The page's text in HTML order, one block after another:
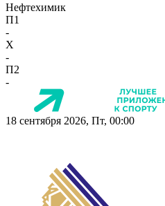
Нефтехимик
П1
-
X
-
П2
-
18 сентября 2026, Пт, 00:00